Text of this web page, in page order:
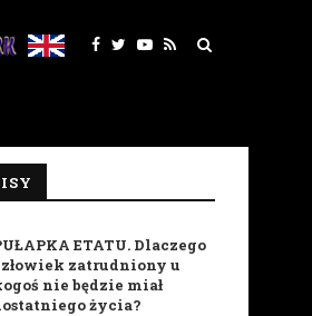
ETATU. Dlaczego
zatrudniony u
nie będzie miał
życia?